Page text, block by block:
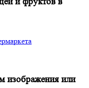
изображения или